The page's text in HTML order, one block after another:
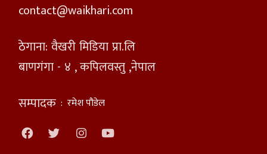
contact@waikhari.com
ठेगाना: वैखरी मिडिया प्रा.लि
बाणगंगा - ४ , कपिलवस्तु ,नेपाल
सम्पादक : रमेश पौडेल